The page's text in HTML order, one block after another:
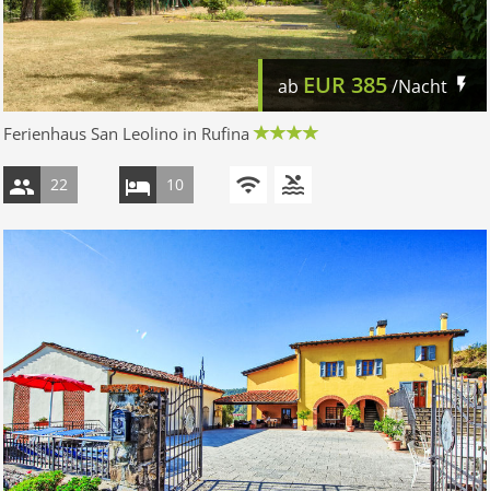
ab EUR385/Nacht
Ferienhaus San Leolino in Rufina
22 10